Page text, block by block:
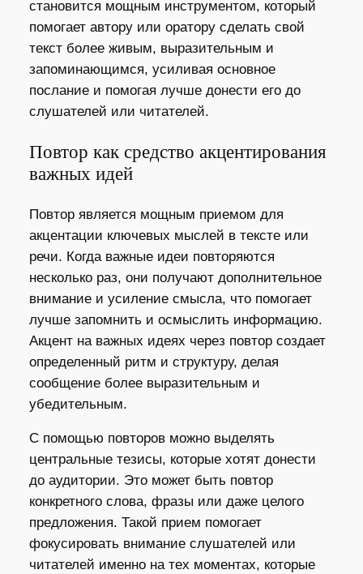
становится мощным инструментом, который
помогает автору или оратору сделать свой
текст более живым, выразительным и
запоминающимся, усиливая основное
послание и помогая лучше донести его до
слушателей или читателей.
Повтор как средство акцентирования
важных идей
Повтор является мощным приемом для
акцентации ключевых мыслей в тексте или
речи. Когда важные идеи повторяются
несколько раз, они получают дополнительное
внимание и усиление смысла, что помогает
лучше запомнить и осмыслить информацию.
Акцент на важных идеях через повтор создает
определенный ритм и структуру, делая
сообщение более выразительным и
убедительным.
С помощью повторов можно выделять
центральные тезисы, которые хотят донести
до аудитории. Это может быть повтор
конкретного слова, фразы или даже целого
предложения. Такой прием помогает
фокусировать внимание слушателей или
читателей именно на тех моментах, которые